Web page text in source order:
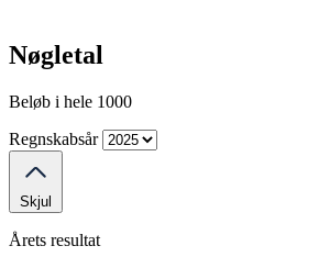
Nøgletal
Beløb i hele 1000
Regnskabsår
Skjul
Årets resultat